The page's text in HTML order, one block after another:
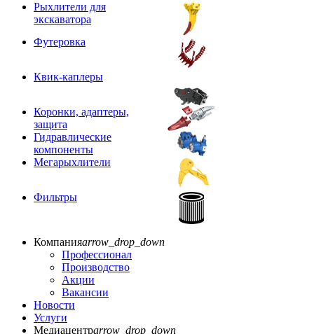
Рыхлители для
экскаватора
Футеровка
Квик-каплеры
Коронки, адаптеры,
защита
Гидравлические
компоненты
Мегарыхлители
Фильтры
Компанияarrow_drop_down
Профессионал
Производство
Акции
Вакансии
Новости
Услуги
Медиацентрarrow_drop_down